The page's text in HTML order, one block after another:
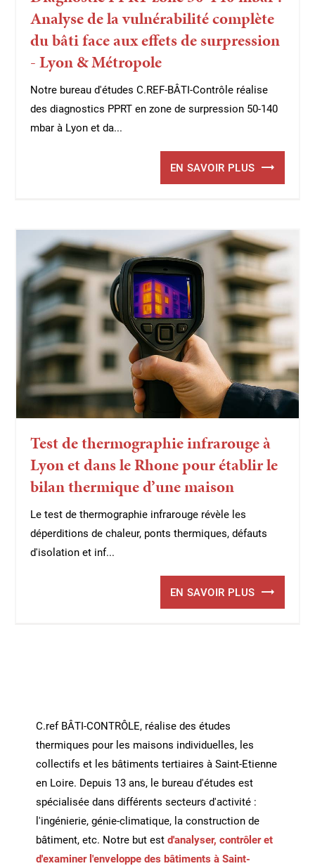
Analyse de la vulnérabilité complète
du bâti face aux effets de surpression
- Lyon & Métropole
Notre bureau d'études C.REF-BÂTI-Contrôle réalise
des diagnostics PPRT en zone de surpression 50-140
mbar à Lyon et da...
EN SAVOIR PLUS
Test de thermographie infrarouge à
Lyon et dans le Rhone pour établir le
bilan thermique d’une maison
Le test de thermographie infrarouge révèle les
déperditions de chaleur, ponts thermiques, défauts
d'isolation et inf...
EN SAVOIR PLUS
C.ref BÂTI-CONTRÔLE, réalise des études
thermiques pour les maisons individuelles, les
collectifs et les bâtiments tertiaires à Saint-Etienne
en Loire. Depuis 13 ans, le bureau d'études est
spécialisée dans différents secteurs d'activité :
l'ingénierie, génie-climatique, la construction de
bâtiment, etc. Notre but estd'analyser, contrôler et
d'examiner l'enveloppe des bâtiments à Saint-